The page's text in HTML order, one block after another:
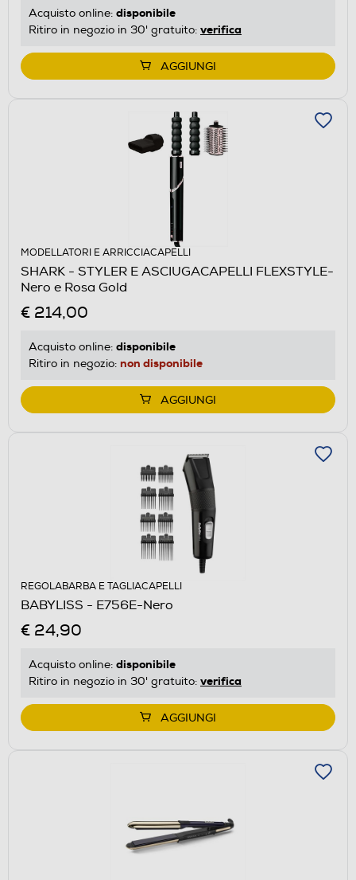
Acquisto online: disponibile
Ritiro in negozio in 30' gratuito: verifica
AGGIUNGI
MODELLATORI E ARRICCIACAPELLI
SHARK - STYLER E ASCIUGACAPELLI FLEXSTYLE-
Nero e Rosa Gold
€ 214,00
Acquisto online: disponibile
Ritiro in negozio: non disponibile
AGGIUNGI
REGOLABARBA E TAGLIACAPELLI
BABYLISS - E756E-Nero
€ 24,90
Acquisto online: disponibile
Ritiro in negozio in 30' gratuito: verifica
AGGIUNGI